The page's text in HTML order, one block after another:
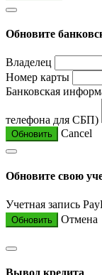
Обновите
Владелец
Номер карты
Банковская
телефона для СБП)
Обновить Cancel
Обновите свою
Учетная запись
Обновить Отмена
Вывод кредита